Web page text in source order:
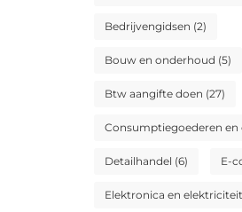
Bedrijvengidsen (2)
Bouw en onderhoud (5)
Btw aangifte doen (27)
Consumptiegoederen en
Detailhandel (6) E-
Elektronica en elektriciteit